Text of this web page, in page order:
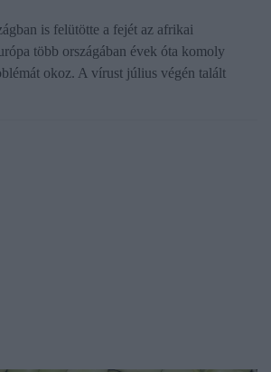
is felütötte a fejét az afrikai
több országában évek óta komoly
okoz. A vírust július végén talált